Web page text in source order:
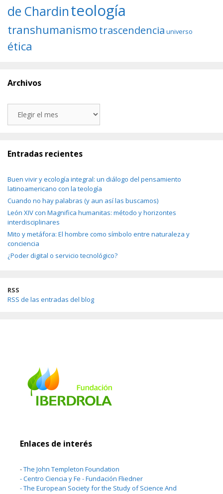
de Chardinteología
transhumanismotrascendencia universo
ética
Archivos
Entradas recientes
Buen vivir y ecología integral: un diálogo del pensamiento
latinoamericano con la teología
Cuando no hay palabras (y aun así las buscamos)
León XIV con Magnifica humanitas: método y horizontes
interdisciplinares
Mito y metáfora: El hombre como símbolo entre naturaleza y
conciencia
¿Poder digital o servicio tecnológico?
RSS
RSS de las entradas del blog
Enlaces de interés
-The John Templeton Foundation
-Centro Ciencia y Fe - Fundación Fliedner
-The European Society for the Study of Science And